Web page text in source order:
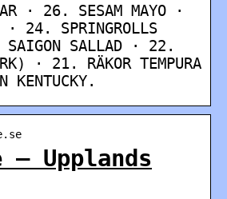
· 26. SESAM MAYO ·
24. SPRINGROLLS
SALLAD · 22.
· 21. RÄKOR TEMPURA
KENTUCKY.
– Upplands